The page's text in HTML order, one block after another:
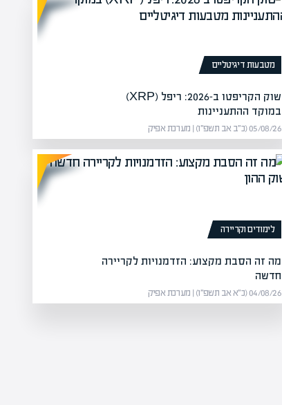
מטבעות דיגיטליים
שוק הקריפטו ב-2026: ריפל (XRP)
במוקד ההתעניינות
05/08/26 (כ״ב אב תשפ״ו) | מערכת אפיק
לימודים וקריירה
מה זה הסבת מקצוע: הזדמנויות לקריירה
חדשה
04/08/26 (כ״א אב תשפ״ו) | מערכת אפיק